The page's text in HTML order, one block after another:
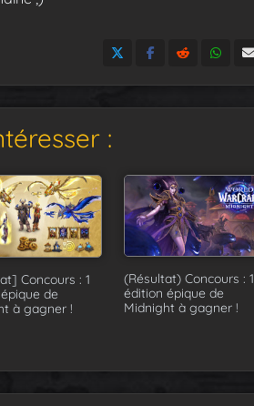
:
Concours : 1
de
à gagner !
(Résultat) Concours : 1
édition épique de
Midnight à gagner !